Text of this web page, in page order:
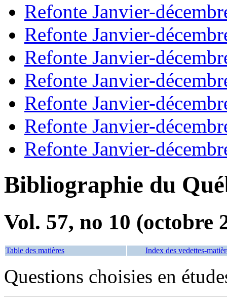
Refonte Janvier-
Refonte Janvier-
Refonte Janvier-
Refonte Janvier-
Refonte Janvier-
Refonte Janvier-
Refonte Janvier-
Bibliographie du
Vol. 57, no 10 (octobre
Table des matières Index des vedettes-
Questions choisies en